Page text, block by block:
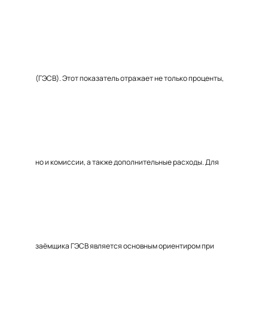
(ГЭСВ). Этот показатель отражает не только проценты,
но и комиссии, а также дополнительные расходы. Для
заёмщика ГЭСВ является основным ориентиром при